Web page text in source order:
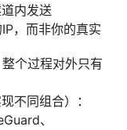
内发送
，而非你的真实
个过程对外只有
不同组合）：
、